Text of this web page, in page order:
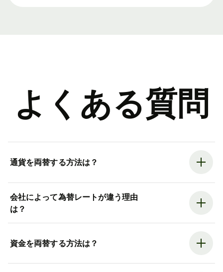
よくある質問
通貨を両替する方法は？
会社によって為替レートが違う理由
は？
資金を両替する方法は？